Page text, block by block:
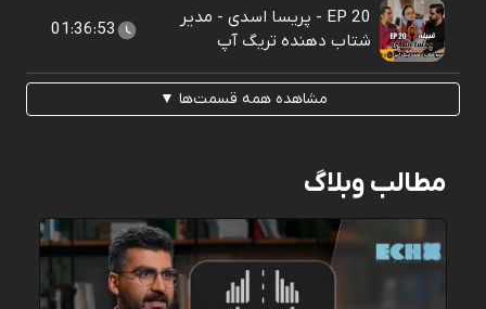
EP 20 - پریسا اسدی - مدیر
شتاب دهنده تریگ آپ
01:36:53
مشاهده همه قسمت‌ها ▼
مطالب وبلاگ